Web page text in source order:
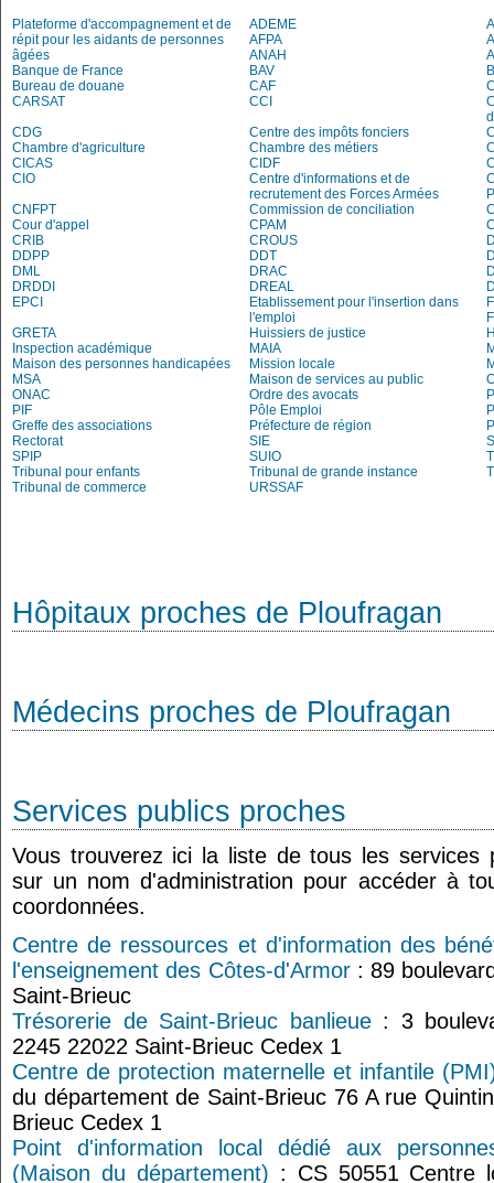
Plateforme d'accompagnement et de
répit pour les aidants de personnes
âgées
ADEME
AFPA
ANAH
Banque de France
BAV
Bureau de douane
CAF
CARSAT
CCI
CDG
Centre des impôts fonciers
Chambre d'agriculture
Chambre des métiers
CICAS
CIDF
CIO
Centre d'informations et de
recrutement des Forces Armées
CNFPT
Commission de conciliation
Cour d'appel
CPAM
CRIB
CROUS
DDPP
DDT
DML
DRAC
DRDDI
DREAL
EPCI
Etablissement pour l'insertion dans
l'emploi
GRETA
Huissiers de justice
Inspection académique
MAIA
Maison des personnes handicapées
Mission locale
MSA
Maison de services au public
ONAC
Ordre des avocats
PIF
Pôle Emploi
Greffe des associations
Préfecture de région
Rectorat
SIE
SPIP
SUIO
Tribunal pour enfants
Tribunal de grande instance
Tribunal de commerce
URSSAF
Hôpitaux proches de Ploufragan
Médecins proches de Ploufragan
Services publics proches
Vous trouverez ici la liste de tous les services
sur un nom d'administration pour accéder à
coordonnées.
Centre de ressources et d'information des
l'enseignement des Côtes-d'Armor: 89
Saint-Brieuc
Trésorerie de Saint-Brieuc banlieue: 3
2245 22022 Saint-Brieuc Cedex 1
Centre de protection maternelle et infantile
du département de Saint-Brieuc 76 A rue
Brieuc Cedex 1
Point d'information local dédié aux
(Maison du département) : CS 50551 Centre